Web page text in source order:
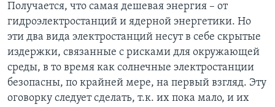
Получается, что самая дешевая энергия – от
гидроэлектростанций и ядерной энергетики. Но
эти два вида электростанций несут в себе скрытые
издержки, связанные с рисками для окружающей
среды, в то время как солнечные электростанции
безопасны, по крайней мере, на первый взгляд. Эту
оговорку следует сделать, т.к. их пока мало, и их